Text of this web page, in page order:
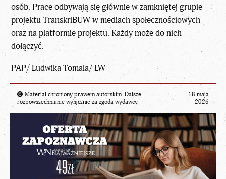
osób. Prace odbywają się głównie w zamkniętej grupie
projektu TranskriBUW w mediach społecznościowych
oraz na platformie projektu. Każdy może do nich
dołączyć.
PAP/ Ludwika Tomala/ LW
Materiał chroniony prawem autorskim. Dalsze
rozpowszechnianie wyłącznie za zgodą wydawcy.
18 maja
2026